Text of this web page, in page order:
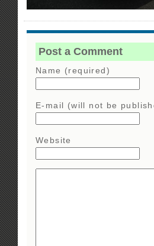
Post a Comment
Name (required)
E-mail (will not be
Website